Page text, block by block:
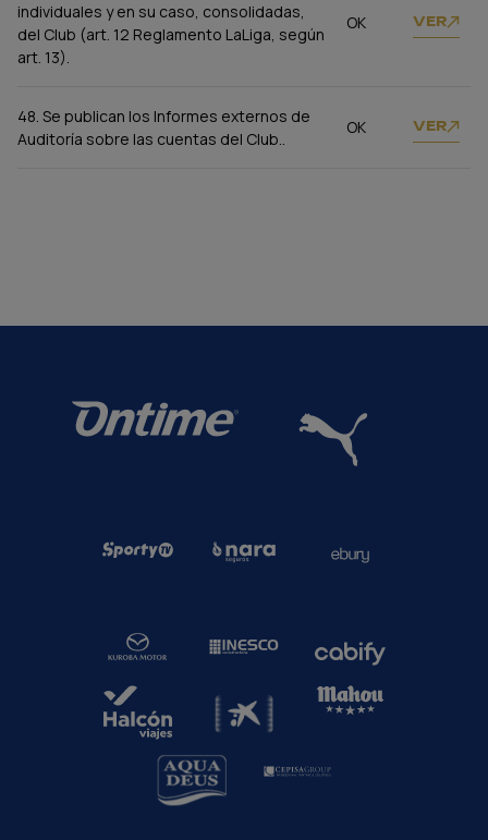
individuales y en su caso, consolidadas,
del Club (art. 12 Reglamento LaLiga, según
art. 13).
OK VER
48. Se publican los Informes externos de
Auditoría sobre las cuentas del Club..
OK VER